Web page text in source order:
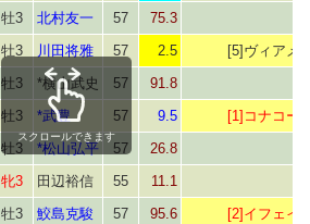
牡3 北村友一 57
75.3
牡3 川田将雅 57 2.5
[5]ヴィアメ
牡3 *横山武史 57
91.8
牡3 *武豊 57 9.5
[1]コナコー
牡3 *松山弘平 57
26.8
牝3 田辺裕信 55
11.1
牡3 鮫島克駿 57 95.6
[2]イフェイ
スクロールできます